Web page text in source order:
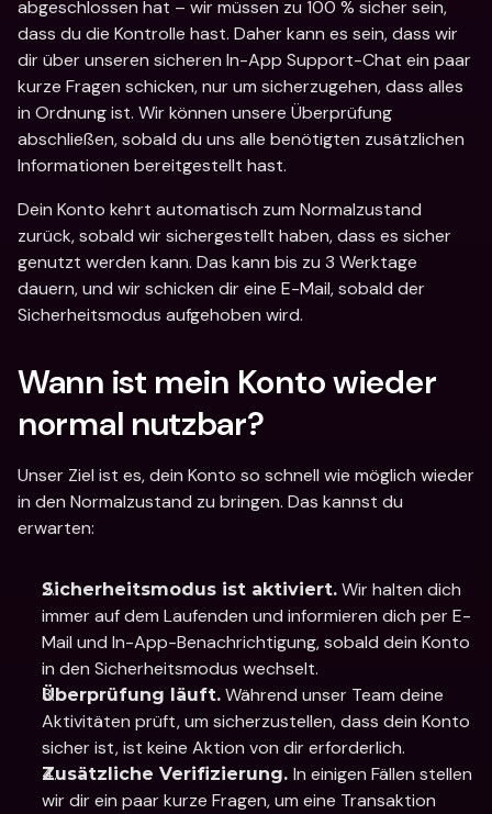
abgeschlossen hat – wir müssen zu 100 % sicher sein,
dass du die Kontrolle hast. Daher kann es sein, dass wir
dir über unseren sicheren In-App Support-Chat ein paar
kurze Fragen schicken, nur um sicherzugehen, dass alles
in Ordnung ist. Wir können unsere Überprüfung
abschließen, sobald du uns alle benötigten zusätzlichen
Informationen bereitgestellt hast.
Dein Konto kehrt automatisch zum Normalzustand
zurück, sobald wir sichergestellt haben, dass es sicher
genutzt werden kann. Das kann bis zu 3 Werktage
dauern, und wir schicken dir eine E-Mail, sobald der
Sicherheitsmodus aufgehoben wird.
Wann ist mein Konto wieder
normal nutzbar?
Unser Ziel ist es, dein Konto so schnell wie möglich wieder
in den Normalzustand zu bringen. Das kannst du
erwarten:
Sicherheitsmodus ist aktiviert. Wir halten dich
immer auf dem Laufenden und informieren dich per E-
Mail und In-App-Benachrichtigung, sobald dein Konto
in den Sicherheitsmodus wechselt.
Überprüfung läuft. Während unser Team deine
Aktivitäten prüft, um sicherzustellen, dass dein Konto
sicher ist, ist keine Aktion von dir erforderlich.
Zusätzliche Verifizierung. In einigen Fällen stellen
wir dir ein paar kurze Fragen, um eine Transaktion